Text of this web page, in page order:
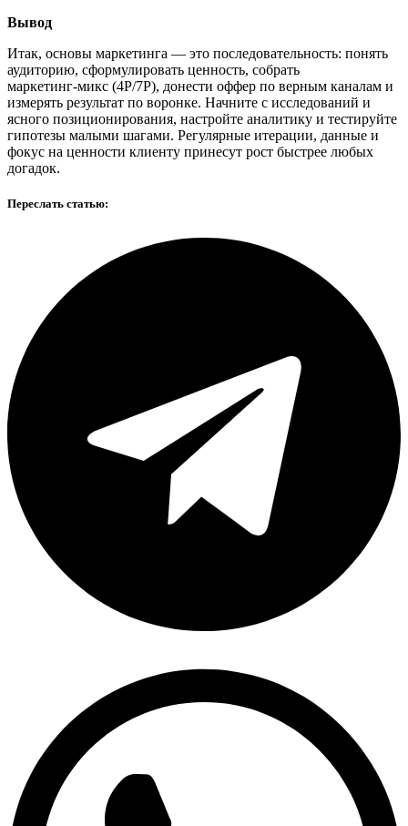
Вывод
Итак, основы маркетинга — это последовательность: понять
аудиторию, сформулировать ценность, собрать
маркетинг‑микс (4P/7P), донести оффер по верным каналам и
измерять результат по воронке. Начните с исследований и
ясного позиционирования, настройте аналитику и тестируйте
гипотезы малыми шагами. Регулярные итерации, данные и
фокус на ценности клиенту принесут рост быстрее любых
догадок.
Переслать статью: